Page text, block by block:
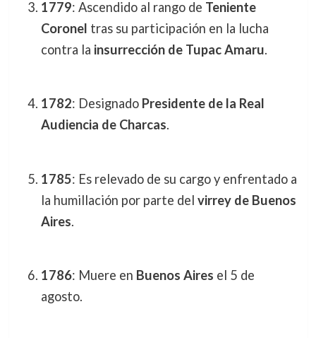
1779: Ascendido al rango de Teniente
Coronel tras su participación en la lucha
contra la insurrección de Tupac Amaru.
1782: Designado Presidente de la Real
Audiencia de Charcas.
1785: Es relevado de su cargo y enfrentado a
la humillación por parte del virrey de Buenos
Aires.
1786: Muere en Buenos Aires el 5 de
agosto.